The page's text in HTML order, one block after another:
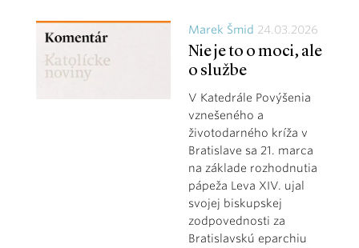
Marek Šmid 24.03.2026
Nie je to o moci, ale
o službe
V Katedrále Povýšenia
vznešeného a
životodarného kríža v
Bratislave sa 21. marca
na základe rozhodnutia
pápeža Leva XIV. ujal
svojej biskupskej
zodpovednosti za
Bratislavskú eparchiu